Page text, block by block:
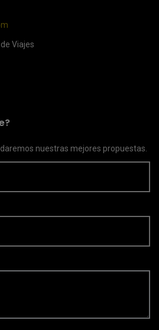
Viajes
nuestras mejores propuestas.